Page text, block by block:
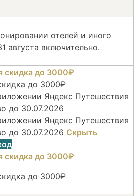
отелей и иного
августа включительно.
до 3000₽
Яндекс Путешествия
до 30.07.2026
Яндекс Путешествия
до 30.07.2026 Скрыть
до 3000₽